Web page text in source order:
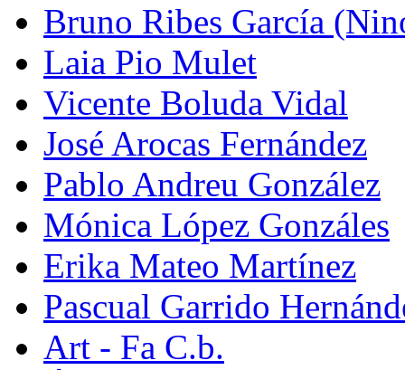
Bruno Ribes García
Laia Pio Mulet
Vicente Boluda Vidal
José Arocas Fernández
Pablo Andreu González
Mónica López Gonzáles
Erika Mateo Martínez
Pascual Garrido
Art - Fa C.b.